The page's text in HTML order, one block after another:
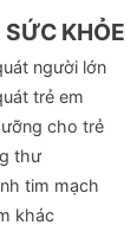
KHỎE
người lớn
trẻ em
cho trẻ
thư
tim mạch
khác